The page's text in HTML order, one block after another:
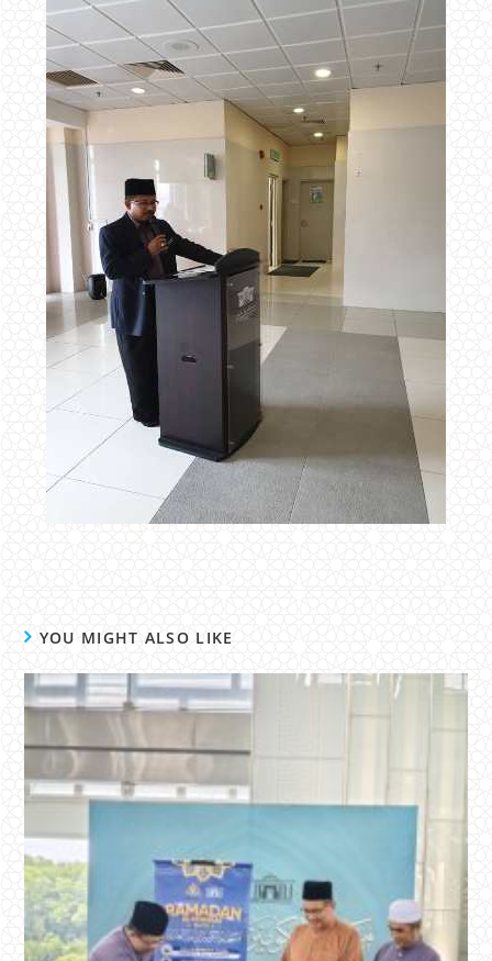
YOU MIGHT ALSO LIKE